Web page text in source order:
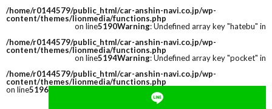
/home/r0144579/public_html/car-anshin-navi.co.jp/wp-
content/themes/lionmedia/functions.php
on line5190Warning: Undefined array key "hatebu" in
/home/r0144579/public_html/car-anshin-navi.co.jp/wp-
content/themes/lionmedia/functions.php
on line5194Warning: Undefined array key "pocket" in
/home/r0144579/public_html/car-anshin-navi.co.jp/wp-
content/themes/lionmedia/functions.php
on line5196